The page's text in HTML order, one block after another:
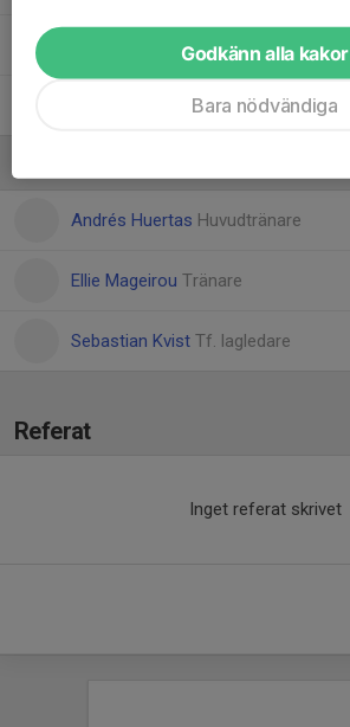
Andrés Huertas Huvudtränare
Ellie Mageirou Tränare
Sebastian Kvist Tf. lagledare
Referat
Inget referat skrivet
Godkänn alla kakor
Bara nödvändiga